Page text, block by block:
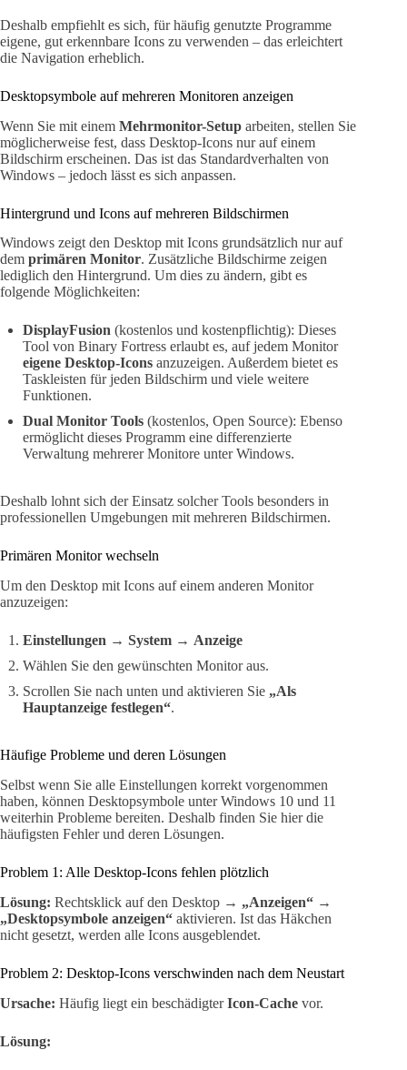
Deshalb empfiehlt es sich, für häufig genutzte Programme
eigene, gut erkennbare Icons zu verwenden – das erleichtert
die Navigation erheblich.
Desktopsymbole auf mehreren Monitoren anzeigen
Wenn Sie mit einem Mehrmonitor-Setup arbeiten, stellen Sie
möglicherweise fest, dass Desktop-Icons nur auf einem
Bildschirm erscheinen. Das ist das Standardverhalten von
Windows – jedoch lässt es sich anpassen.
Hintergrund und Icons auf mehreren Bildschirmen
Windows zeigt den Desktop mit Icons grundsätzlich nur auf
dem primären Monitor. Zusätzliche Bildschirme zeigen
lediglich den Hintergrund. Um dies zu ändern, gibt es
folgende Möglichkeiten:
DisplayFusion (kostenlos und kostenpflichtig): Dieses
Tool von Binary Fortress erlaubt es, auf jedem Monitor
eigene Desktop-Icons anzuzeigen. Außerdem bietet es
Taskleisten für jeden Bildschirm und viele weitere
Funktionen.
Dual Monitor Tools (kostenlos, Open Source): Ebenso
ermöglicht dieses Programm eine differenzierte
Verwaltung mehrerer Monitore unter Windows.
Deshalb lohnt sich der Einsatz solcher Tools besonders in
professionellen Umgebungen mit mehreren Bildschirmen.
Primären Monitor wechseln
Um den Desktop mit Icons auf einem anderen Monitor
anzuzeigen:
Einstellungen → System → Anzeige
Wählen Sie den gewünschten Monitor aus.
Scrollen Sie nach unten und aktivieren Sie „Als
Hauptanzeige festlegen“.
Häufige Probleme und deren Lösungen
Selbst wenn Sie alle Einstellungen korrekt vorgenommen
haben, können Desktopsymbole unter Windows 10 und 11
weiterhin Probleme bereiten. Deshalb finden Sie hier die
häufigsten Fehler und deren Lösungen.
Problem 1: Alle Desktop-Icons fehlen plötzlich
Lösung: Rechtsklick auf den Desktop → „Anzeigen“ →
„Desktopsymbole anzeigen“ aktivieren. Ist das Häkchen
nicht gesetzt, werden alle Icons ausgeblendet.
Problem 2: Desktop-Icons verschwinden nach dem Neustart
Ursache: Häufig liegt ein beschädigterIcon-Cache vor.
Lösung: